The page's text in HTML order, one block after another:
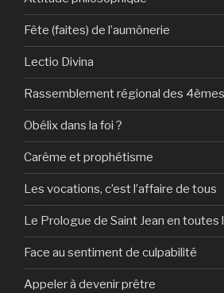
Fête (faites) de l’aumônerie
Lectio Divina
Rassemblement régional des
Obélix dans la foi ?
Carême et prophétisme
Les vocations, c’est l’affaire de tous
Le Prologue de Saint Jean en
Face au sentiment de culpabilité
Appeler à devenir prêtre